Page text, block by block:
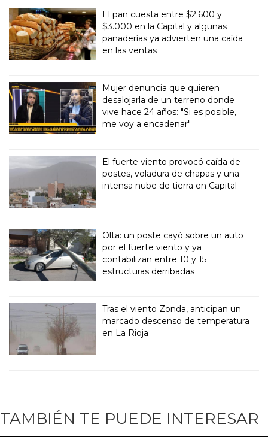
El pan cuesta entre $2.600 y
$3.000 en la Capital y algunas
panaderías ya advierten una caída
en las ventas
Mujer denuncia que quieren
desalojarla de un terreno donde
vive hace 24 años: "Si es posible,
me voy a encadenar"
El fuerte viento provocó caída de
postes, voladura de chapas y una
intensa nube de tierra en Capital
Olta: un poste cayó sobre un auto
por el fuerte viento y ya
contabilizan entre 10 y 15
estructuras derribadas
Tras el viento Zonda, anticipan un
marcado descenso de temperatura
en La Rioja
TAMBIÉN TE PUEDE INTERESAR